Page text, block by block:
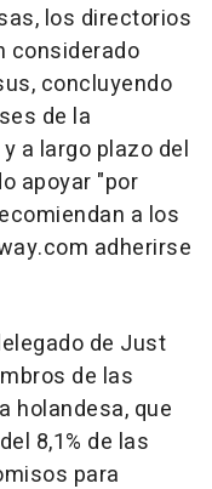
los directorios
considerado
concluyendo
de la
a largo plazo del
apoyar "por
a los
adherirse
de Just
de las
holandesa, que
8,1% de las
para